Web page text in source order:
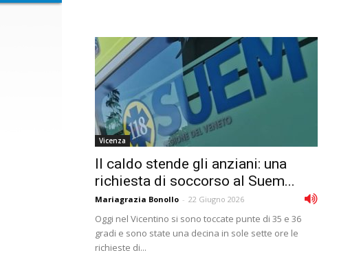
Vicenza
Il caldo stende gli anziani: una
richiesta di soccorso al Suem...
Mariagrazia Bonollo - 22 Giugno 2026
Oggi nel Vicentino si sono toccate punte di 35 e 36
gradi e sono state una decina in sole sette ore le
richieste di...